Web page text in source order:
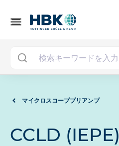
menu
マイクロスコーププリアンプ
CCLD (IEPE)